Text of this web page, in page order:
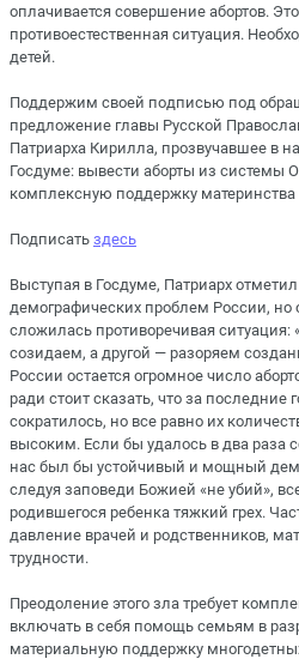
оплачивается совершение абортов.
противоестественная ситуация.
детей.
Поддержим своей подписью под
предложение главы Русской
Патриарха Кирилла, прозвучавшее в
Госдуме: вывести аборты из системы
комплексную поддержку материнства
Подписать здесь
Выступая в Госдуме, Патриарх
демографических проблем России, но
сложилась противоречивая
созидаем, а другой — разоряем
России остается огромное число
ради стоит сказать, что за последние
сократилось, но все равно их
высоким. Если бы удалось в два раза
нас был бы устойчивый и мощный
следуя заповеди Божией «не убий»,
родившегося ребенка тяжкий грех.
давление врачей и родственников,
трудности.
Преодоление этого зла требует
включать в себя помощь семьям в
материальную поддержку